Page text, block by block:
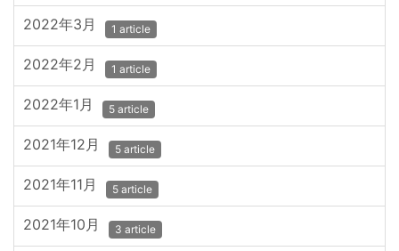
2022年3月 1 article
2022年2月 1 article
2022年1月 5 article
2021年12月 5 article
2021年11月 5 article
2021年10月 3 article